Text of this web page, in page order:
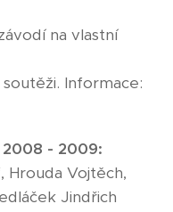
na vlastní
Informace:
2008 - 2009:
Hrouda Vojtěch,
Jindřich